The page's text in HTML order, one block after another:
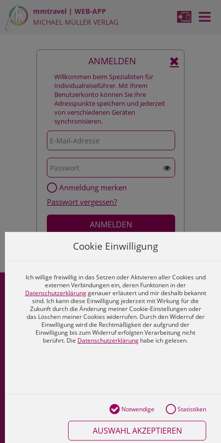
mmtravel | WEB-APP
MICHA­EL MÜL­LER VER­LAG
ANMELDEN
Willkommen beim Spezialisten für
Individualreiseführer. Mit Ihrem
Benutzerkonto können Sie Ihre
Adresspunkte speichern und jederzeit
von verschiedenen Geräten
synchronisieren.
Anmeldung merken
Passwort vergessen?
ANMELDEN
KONTO ANLEGEN
MMV-Shop
Konto
Freischalt-Code
Impressum
AGB
Cookie Einwilligung
Ich willige freiwillig in das Setzen oder Aktvieren aller Cookies und
externen Verbindungen ein, deren Funktonen in der
Datenschutzerklärunggenauer erläutert und mir deshalb bekannt
sind. Ich kann diese Einwilligung jederzeit mit Wirkung für die
Zukunft durch die Änderung meiner Cookie-Einstellungen oder
das Löschen meiner Cookies widerrufen. Durch den Widerruf der
Einwilligung wird die Rechtmäßigkeit der aufgrund der
Einwilligung bis zum Widerruf erfolgten Verarbeitung nicht
berührt. Die Datenschutzerklärung habe ich gelesen.
Notwendige Statistiken
AUSWAHL AKZEPTIEREN